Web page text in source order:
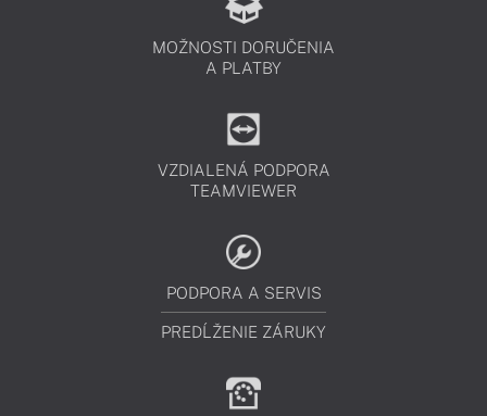
MOŽNOSTI DORUČENIA
A PLATBY
VZDIALENÁ PODPORA
TEAMVIEWER
PODPORA A SERVIS
PREDĹŽENIE ZÁRUKY